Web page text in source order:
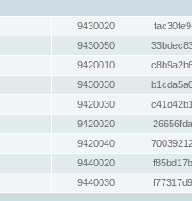
9430020
9430050
9420010
9430030
9420030
9420020
9420040
9440020
9440030